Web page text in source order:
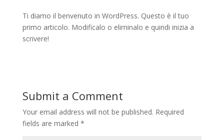
Ti diamo il benvenuto in WordPress. Questo è il tuo
primo articolo. Modificalo o eliminalo e quindi inizia a
scrivere!
Submit a Comment
Your email address will not be published. Required
fields are marked *